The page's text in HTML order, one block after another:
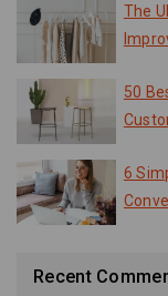
The
50
6
Recent